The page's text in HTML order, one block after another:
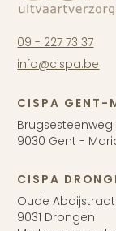
09 - 227 73 37
info@cispa.be
CISPA GENT-
Brugsesteenweg
9030 Gent -
CISPA
Oude
9031 Drongen